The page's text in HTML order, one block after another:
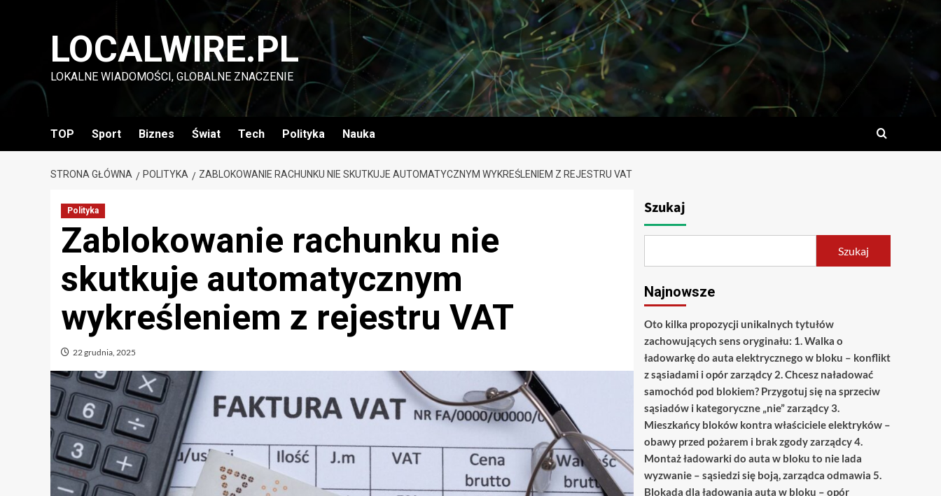
LOCALWIRE.PL
LOKALNE WIADOMOŚCI, GLOBALNE ZNACZENIE
TOP Sport Biznes Świat Tech Polityka Nauka
STRONA GŁÓWNA POLITYKA ZABLOKOWANIE RACHUNKU NIE SKUTKUJE AUTOMATYCZNYM WYKREŚLENIEM Z REJESTRU VAT
Polityka
Zablokowanie rachunku nie
skutkuje automatycznym
wykreśleniem z rejestru VAT
22 grudnia, 2025
Szukaj
Szukaj
Najnowsze
Oto kilka propozycji unikalnych tytułów
zachowujących sens oryginału: 1. Walka o
ładowarkę do auta elektrycznego w bloku – konflikt
z sąsiadami i opór zarządcy 2. Chcesz naładować
samochód pod blokiem? Przygotuj się na sprzeciw
sąsiadów i kategoryczne „nie” zarządcy 3.
Mieszkańcy bloków kontra właściciele elektryków –
obawy przed pożarem i brak zgody zarządcy 4.
Montaż ładowarki do auta w bloku to nie lada
wyzwanie – sąsiedzi się boją, zarządca odmawia 5.
Blokada dla ładowania auta w bloku – opór